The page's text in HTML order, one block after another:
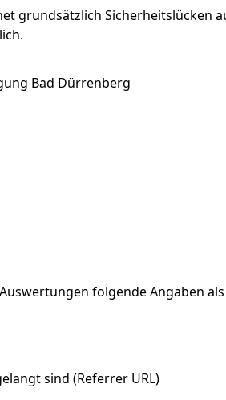
grundsätzlich Sicherheitslücken
Bad Dürrenberg
folgende Angaben
sind (Referrer URL)